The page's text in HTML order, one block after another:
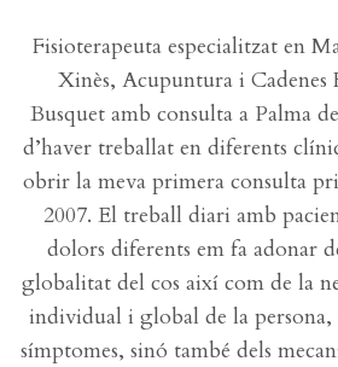
Fisioterapeuta especialitzat en
Xinès, Acupuntura i Cadenes
Busquet amb consulta a Palma
d’haver treballat en diferents
obrir la meva primera consulta
2007. El treball diari amb
dolors diferents em fa adonar
globalitat del cos així com de la
individual i global de la persona,
símptomes, sinó també dels